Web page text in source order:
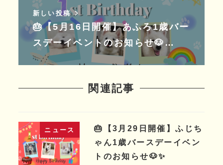
新しい投稿
🎂【5月16日開催】あふろ1歳バー
スデーイベントのお知らせ🐶…
関連記事
ニュース
🎂【3月29日開催】ふじち
ゃん1歳バースデーイベン
トのお知らせ🐶✨